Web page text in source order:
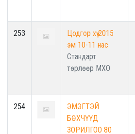
253
Цодгор хүү 2015
эм 10-11 нас
Стандарт
төрлөөр МХО
254
ЭМЭГТЭЙ
БӨХЧҮҮД
ЗОРИЛГОО 80